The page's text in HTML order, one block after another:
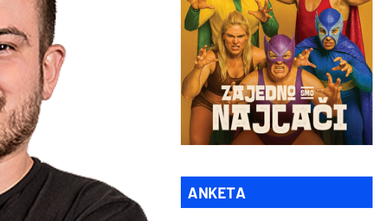
ANKETA